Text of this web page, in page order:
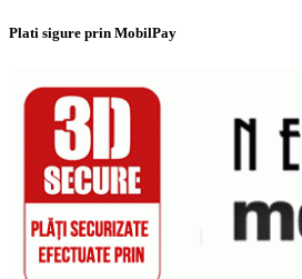
Plati sigure prin MobilPay